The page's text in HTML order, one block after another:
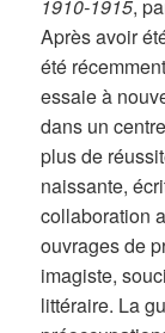
1910-1915,
Après avoir
été
essaie à
dans un
plus de
naissante,
collaboration
ouvrages de
imagiste,
littéraire. La